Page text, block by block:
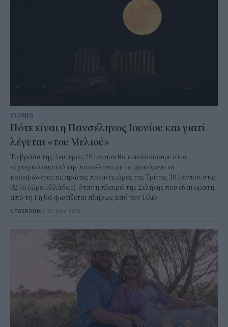
STORIES
Πότε είναι η Πανσέληνος Ιουνίου και γιατί
λέγεται «του Μελιού»
Το βράδυ της Δευτέρας 29 Ιουνίου θα απολαύσουμε στον
νυχτερινό ουρανό την πανσέληνο, με το φαινόμενο να
κορυφώνεται τις πρώτες πρωινές ώρες της Τρίτης, 30 Ιουνίου, στις
02:56 (ώρα Ελλάδας), όταν η πλευρά της Σελήνης που είναι ορατή
από τη Γη θα φωτίζεται πλήρως από τον Ήλιο.
NEWSROOM / 22 Ιουν 2026